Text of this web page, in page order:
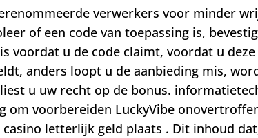
verwerkers voor minder
of een code van toepassing is,
voordat u de code claimt, voordat u
anders loopt u de aanbieding mis,
u uw recht op de bonus.
om voorbereiden LuckyVibe
casino letterlijk geld plaats . Dit inhoud